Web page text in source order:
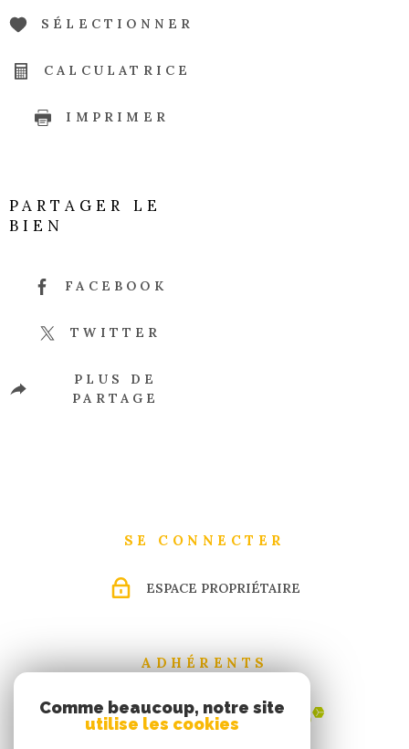
SÉLECTIONNER
CALCULATRICE
IMPRIMER
PARTAGER LE
BIEN
FACEBOOK
TWITTER
PLUS DE
PARTAGE
SE CONNECTER
ESPACE PROPRIÉTAIRE
ADHÉRENTS
Comme beaucoup, notre site
utilise les cookies